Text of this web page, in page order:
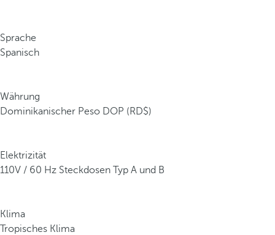
Sprache
Spanisch
Währung
Dominikanischer Peso DOP (RD$)
Elektrizität
110V / 60 Hz Steckdosen Typ A und B
Klima
Tropisches Klima